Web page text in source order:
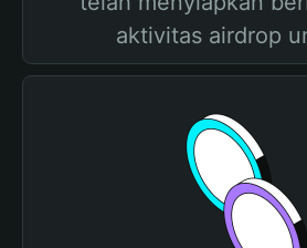
aktivitas airdrop